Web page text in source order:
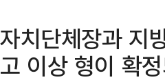
자치단체장과 지
고 이상 형이 확